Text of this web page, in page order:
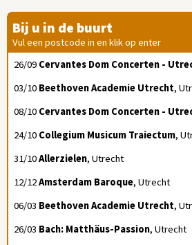
Bij u in de buurt
Vul een postcode in en klik op enter
26/09 Cervantes Dom Concerten -
03/10 Beethoven Academie Utrecht,
08/10 Cervantes Dom Concerten -
24/10 Collegium Musicum Traiectum,
31/10Allerzielen, Utrecht
12/12Amsterdam Baroque, Utrecht
06/03 Beethoven Academie Utrecht,
26/03 Bach: Matthäus-Passion, Utrecht